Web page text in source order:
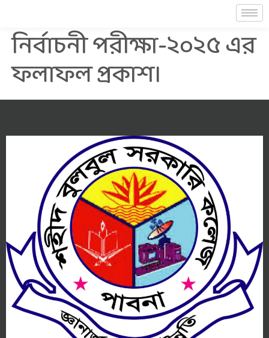
নির্বাচনী পরীক্ষা-২০২৫ এর
ফলাফল প্রকাশ।